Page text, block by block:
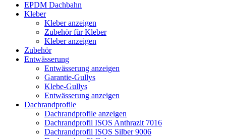
EPDM Dachbahn
Kleber
Kleber anzeigen
Zubehör für Kleber
Kleber anzeigen
Zubehör
Entwässerung
Entwässerung anzeigen
Garantie-Gullys
Klebe-Gullys
Entwässerung anzeigen
Dachrandprofile
Dachrandprofile anzeigen
Dachrandprofil ISOS Anthrazit 7016
Dachrandprofil ISOS Silber 9006